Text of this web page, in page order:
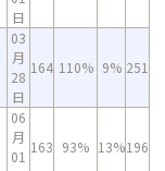
日
03
月
28
日
164 110% 9% 251
06
月
01
163 93% 13%196